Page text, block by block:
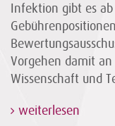
Infektion gibt es
Vorgehen damit
Wissenschaft und
weiterlesen